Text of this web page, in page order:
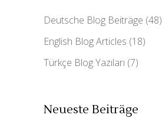
Deutsche Blog Beiträge (48)
English Blog Articles (18)
Türkçe Blog Yazıları (7)
Neueste Beiträge